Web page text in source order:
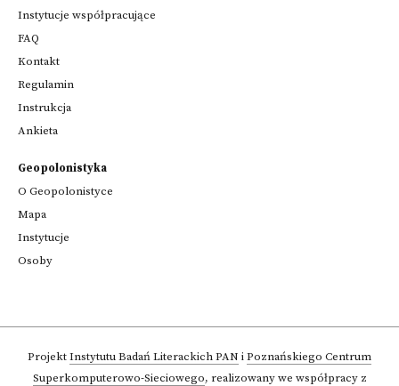
Instytucje współpracujące
FAQ
Kontakt
Regulamin
Instrukcja
Ankieta
Geopolonistyka
O Geopolonistyce
Mapa
Instytucje
Osoby
ProjektInstytutu Badań Literackich PAN iPoznańskiego Centrum
Superkomputerowo-Sieciowego, realizowany we współpracy z